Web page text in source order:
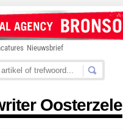
Nieuwsbrief
Oosterzele